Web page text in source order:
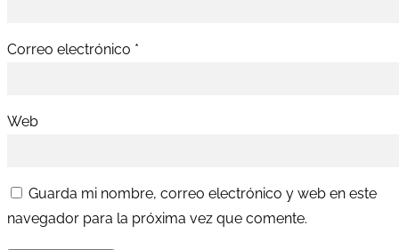
Correo electrónico *
Web
Guarda mi nombre, correo electrónico y web en este
navegador para la próxima vez que comente.